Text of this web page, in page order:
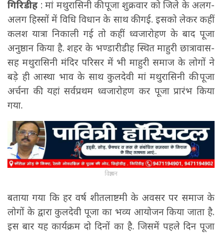
गिरिडीह : मां मथुरासिनी की पूजा शुक्रवार को जिले के अलग-
अलग हिस्सों में विधि विधान के साथ की गई. इसको लेकर कहीं
कलश यात्रा निकाली गई तो कहीं ध्वजारोहण के बाद पूजा
अनुष्ठान किया है. शहर के भण्डारीडीह स्थित माहुरी छात्रावास-
सह मथुरासिनी मंदिर परिसर में भी माहुरी समाज के लोगों ने
बड़े ही आस्था भाव के साथ कुलदेवी मां मथुरासिनी की पूजा
अर्चना की. यहां सर्वप्रथम ध्वजारोहण कर पूजा प्रारंभ किया
गया.
विज्ञापन
बताया गया कि हर वर्ष शीतलाष्टमी के अवसर पर समाज के
लोगों के द्वारा कुलदेवी पूजा का भव्य आयोजन किया जाता है.
इस बार यह कार्यक्रम दो दिनों का है. जिसमें पहले दिन पूजा